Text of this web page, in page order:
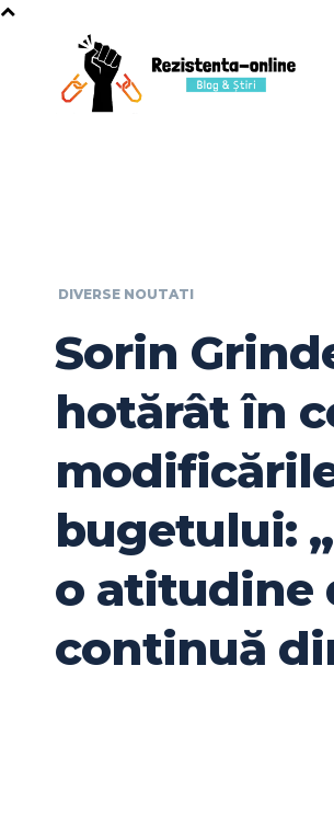
DIVERSE NOUTATI
Sorin
hotărât în
bugetului:
o atitudine
continuă